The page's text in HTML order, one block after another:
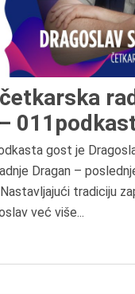
gost je
Dragan –
tradiciju
već više...